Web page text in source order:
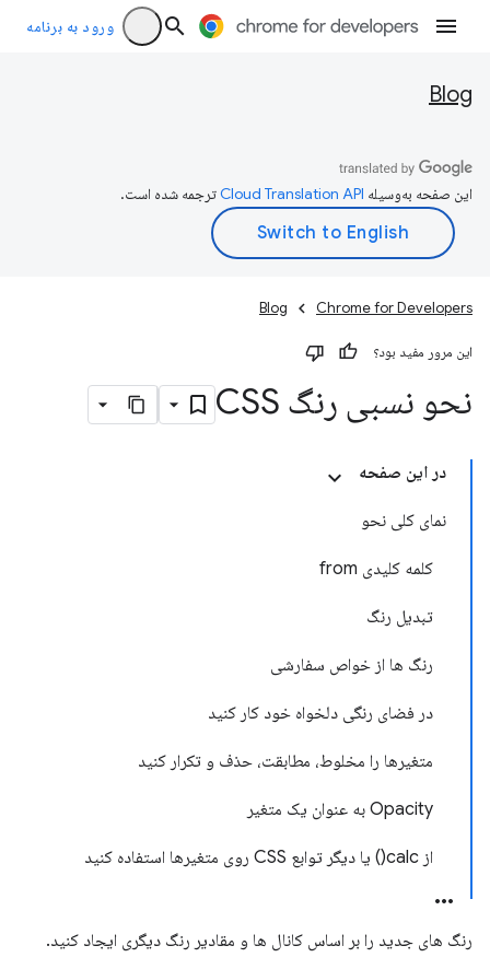
ورود به برنامه
Blog
این صفحه به‌وسیله ترجمه شده است.
Chrome for Developers
Blog
این مرور مفید بود؟
نحو نسبی رنگ CSS
در این صفحه
نمای کلی نحو
کلمه کلیدی from
تبدیل رنگ
رنگ ها از خواص سفارشی
در فضای رنگی دلخواه خود کار کنید
متغیرها را مخلوط، مطابقت، حذف و تکرار کنید
Opacity به عنوان یک متغیر
از calc() یا دیگر توابع CSS روی متغیرها استفاده کنید
رنگ های جدید را بر اساس کانال ها و مقادیر رنگ دیگری ایجاد کنید.